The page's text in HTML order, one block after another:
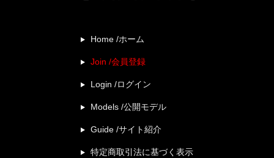
Home /ホーム
Join /会員登録
Login /ログイン
Models /公開モデル
Guide /サイト紹介
特定商取引法に基づく表示